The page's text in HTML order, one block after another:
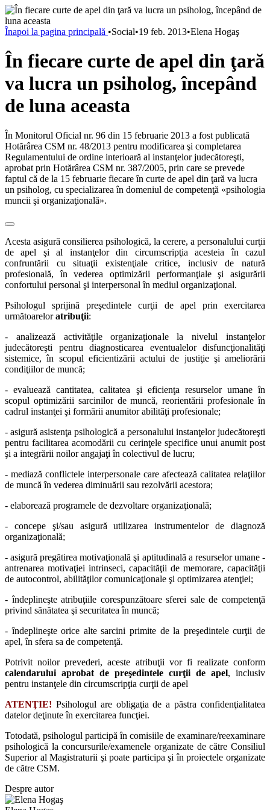
Înapoi la pagina principală •Social•19 feb. 2013•Elena Hogaş
În fiecare curte de apel din ţară
va lucra un psiholog, începând
de luna aceasta
În Monitorul Oficial nr. 96 din 15 februarie 2013 a fost publicată
Hotărârea CSM nr. 48/2013 pentru modificarea şi completarea
Regulamentului de ordine interioară al instanţelor judecătoreşti,
aprobat prin Hotărârea CSM nr. 387/2005, prin care se prevede
faptul că de la 15 februarie fiecare în curte de apel din ţară va lucra
un psiholog, cu specializarea în domeniul de competenţă «psihologia
muncii şi organizaţională».
Acesta asigură consilierea psihologică, la cerere, a personalului curţii
de apel şi al instanţelor din circumscripţia acesteia în cazul
confruntării cu situaţii existenţiale critice, inclusiv de natură
profesională, în vederea optimizării performanţiale şi asigurării
confortului personal şi interpersonal în mediul organizaţional.
Psihologul sprijină preşedintele curţii de apel prin exercitarea
următoareloratribuţii:
- analizează activităţile organizaţionale la nivelul instanţelor
judecătoreşti pentru diagnosticarea eventualelor disfuncţionalităţi
sistemice, în scopul eficientizării actului de justiţie şi ameliorării
condiţiilor de muncă;
- evaluează cantitatea, calitatea şi eficienţa resurselor umane în
scopul optimizării sarcinilor de muncă, reorientării profesionale în
cadrul instanţei şi formării anumitor abilităţi profesionale;
- asigură asistenţa psihologică a personalului instanţelor judecătoreşti
pentru facilitarea acomodării cu cerinţele specifice unui anumit post
şi a integrării noilor angajaţi în colectivul de lucru;
- mediază conflictele interpersonale care afectează calitatea relaţiilor
de muncă în vederea diminuării sau rezolvării acestora;
- elaborează programele de dezvoltare organizaţională;
- concepe şi/sau asigură utilizarea instrumentelor de diagnoză
organizaţională;
- asigură pregătirea motivaţională şi aptitudinală a resurselor umane -
antrenarea motivaţiei intrinseci, capacităţii de memorare, capacităţii
de autocontrol, abilităţilor comunicaţionale şi optimizarea atenţiei;
- îndeplineşte atribuţiile corespunzătoare sferei sale de competenţă
privind sănătatea şi securitatea în muncă;
- îndeplineşte orice alte sarcini primite de la preşedintele curţii de
apel, în sfera sa de competenţă.
Potrivit noilor prevederi, aceste atribuţii vor fi realizate conform
calendarului aprobat de preşedintele curţii de apel, inclusiv
pentru instanţele din circumscripţia curţii de apel
ATENŢIE! Psihologul are obligaţia de a păstra confidenţialitatea
datelor deţinute în exercitarea funcţiei.
Totodată, psihologul participă în comisiile de examinare/reexaminare
psihologică la concursurile/examenele organizate de către Consiliul
Superior al Magistraturii şi poate participa şi în proiectele organizate
de către CSM.
Despre autor